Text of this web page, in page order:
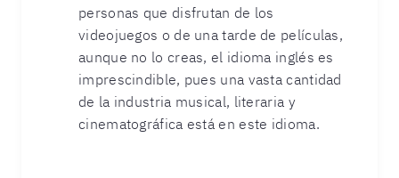
personas que disfrutan de los
videojuegos o de una tarde de películas,
aunque no lo creas, el idioma inglés es
imprescindible, pues una vasta cantidad
de la industria musical, literaria y
cinematográfica está en este idioma.